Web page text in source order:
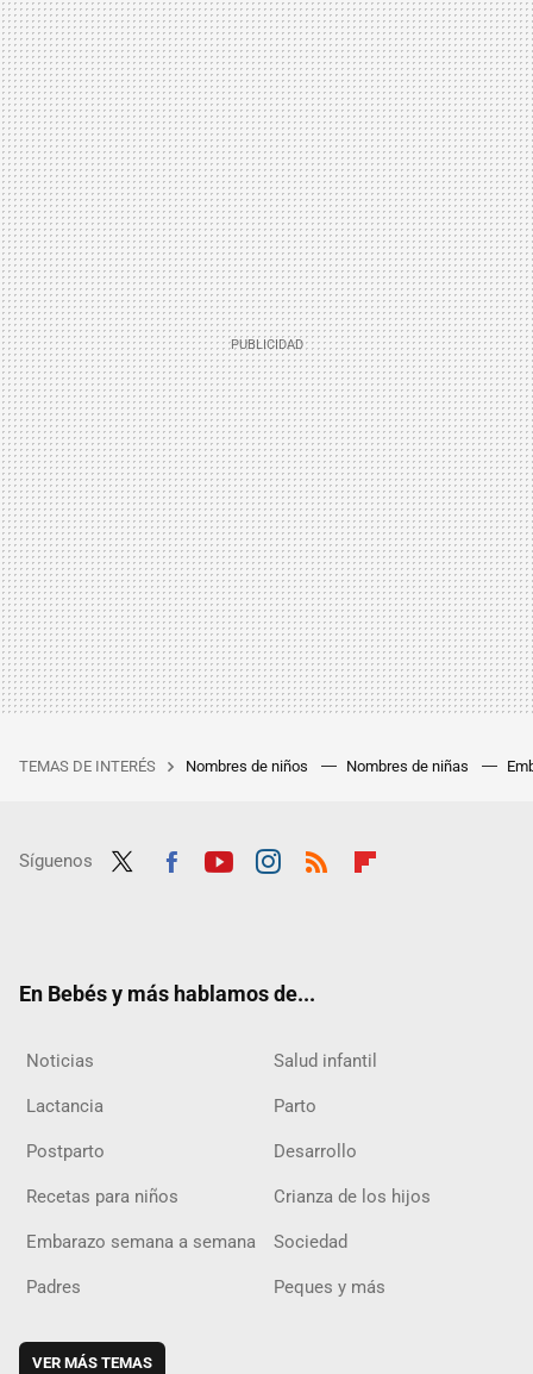
TEMAS DE INTERÉS Nombres de niños Nombres de niñas
Síguenos
En Bebés y más hablamos de...
Noticias Salud infantil
Lactancia Parto
Postparto Desarrollo
Recetas para niños Crianza de los hijos
Embarazo semana a semana Sociedad
Padres Peques y más
VER MÁS TEMAS